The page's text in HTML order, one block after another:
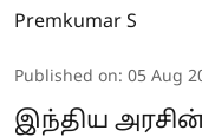
Premkumar S
Published on: 05 Aug
இந்திய